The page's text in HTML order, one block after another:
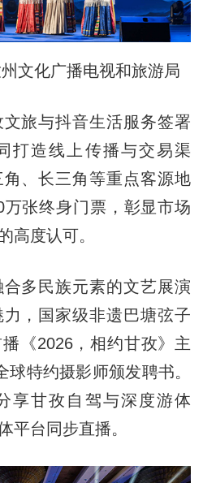
文化广播电视和旅游局
旅与抖音生活服务签署
打造线上传播与交易渠
、长三角等重点客源地
张终身门票，彰显市场
高度认可。
多民族元素的文艺展演
，国家级非遗巴塘弦子
《2026，相约甘孜》主
特约摄影师颁发聘书。
享甘孜自驾与深度游体
平台同步直播。